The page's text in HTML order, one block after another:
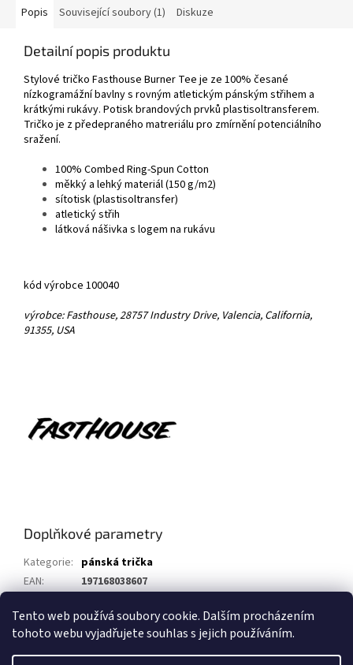
Tento web používá soubory cookie. Dalším procházením
tohoto webu vyjadřujete souhlas s jejich používáním.
Popis Související soubory (1) Diskuze
Detailní popis produktu
Stylové tričko Fasthouse Burner Tee je ze 100% česané
nízkogramážní bavlny s rovným atletickým pánským střihem a
krátkými rukávy. Potisk brandových prvků plastisoltransferem.
Tričko je z předepraného matreriálu pro zmírnění potenciálního
sražení.
100% Combed Ring-Spun Cotton
měkký a lehký materiál (150 g/m2)
sítotisk (plastisoltransfer)
atletický střih
látková nášivka s logem na rukávu
kód výrobce 100040
výrobce: Fasthouse, 28757 Industry Drive, Valencia, California,
91355, USA
Doplňkové parametry
Kategorie: pánská trička
EAN:
197168038607